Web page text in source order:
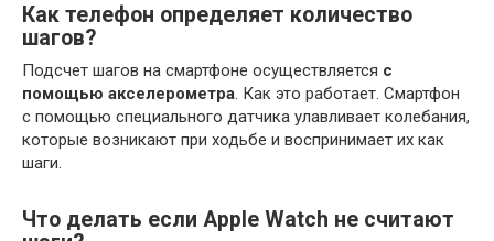
Как телефон определяет количество
шагов?
Подсчет шагов на смартфоне осуществляется с
помощью акселерометра. Как это работает. Смартфон
с помощью специального датчика улавливает колебания,
которые возникают при ходьбе и воспринимает их как
шаги.
Что делать если Apple Watch не считают